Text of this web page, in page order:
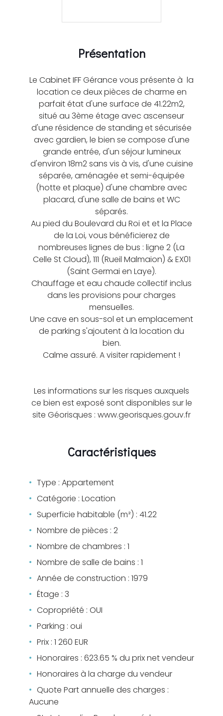
Présentation
Le Cabinet IFF Gérance vous présente à la
location ce deux pièces de charme en
parfait état d'une surface de 41.22m2,
situé au 3ème étage avec ascenseur
d'une résidence de standing et sécurisée
avec gardien, le bien se compose d'une
grande entrée, d'un séjour lumineux
d'environ 18m2 sans vis à vis, d'une cuisine
séparée, aménagée et semi-équipée
(hotte et plaque) d'une chambre avec
placard, d'une salle de bains et WC
séparés.
Au pied du Boulevard du Roi et et la Place
de la Loi, vous bénéficierez de
nombreuses lignes de bus : ligne 2 (La
Celle St Cloud), 111 (Rueil Malmaion) & EX01
(Saint Germai en Laye).
Chauffage et eau chaude collectif inclus
dans les provisions pour charges
mensuelles.
Une cave en sous-sol et un emplacement
de parking s'ajoutent à la location du
bien.
Calme assuré. A visiter rapidement !
Les informations sur les risques auxquels
ce bien est exposé sont disponibles sur le
site Géorisques : www.georisques.gouv.fr
Caractéristiques
Type : Appartement
Catégorie : Location
Superficie habitable (m²) : 41.22
Nombre de pièces : 2
Nombre de chambres : 1
Nombre de salle de bains : 1
Année de construction : 1979
Étage : 3
Copropriété : OUI
Parking : oui
Prix : 1 260 EUR
Honoraires : 623.65 % du prix net vendeur
Honoraires à la charge du vendeur
Quote Part annuelle des charges :
Aucune